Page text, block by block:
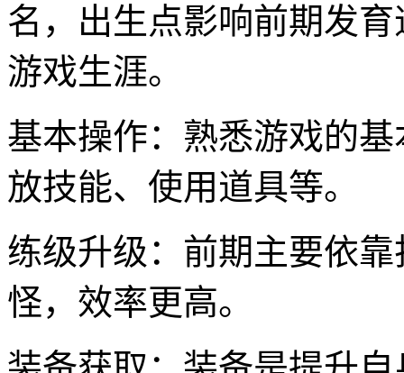
名，出生点影响前期发
游戏生涯。
基本操作：熟悉游戏的
放技能、使用道具等。
练级升级：前期主要依
怪，效率更高。